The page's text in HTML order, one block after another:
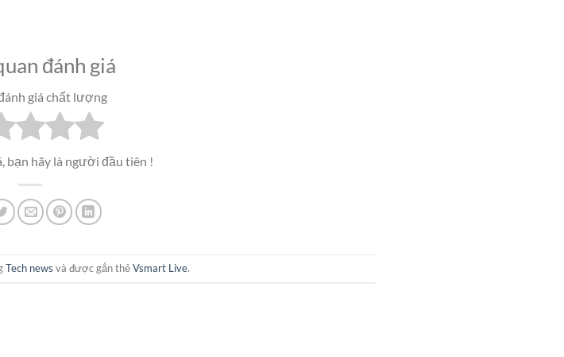
đánh giá
giá chất lượng
bạn hãy là người đầu tiên !
Tech news và được gắn thẻVsmart Live.